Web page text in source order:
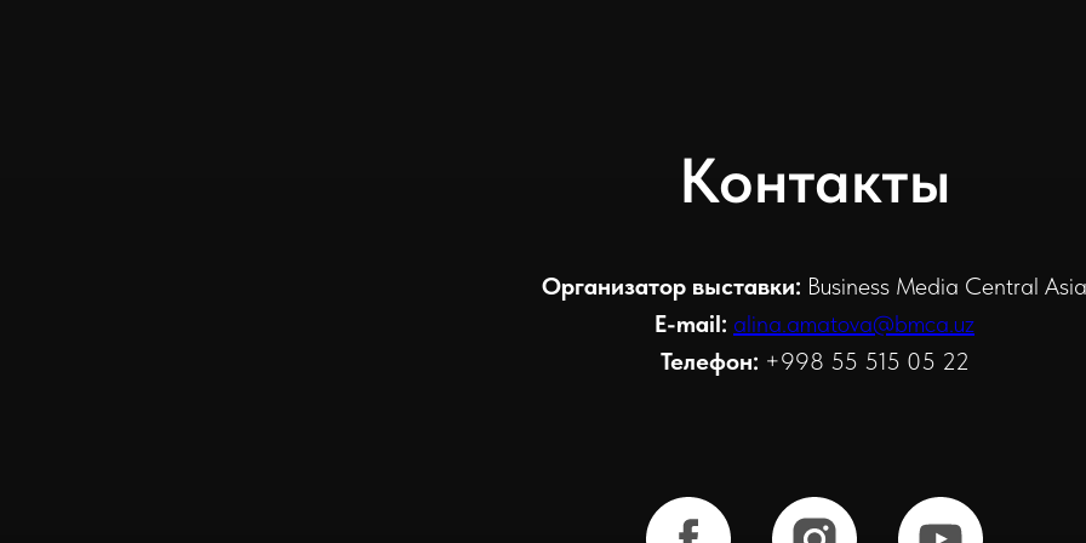
Контакты
Организатор выставки: Business Media Central Asia
E-mail: alina.amatova@bmca.uz
Телефон: +998 55 515 05 22